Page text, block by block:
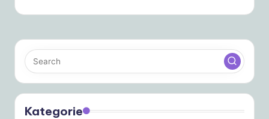
Kategorie